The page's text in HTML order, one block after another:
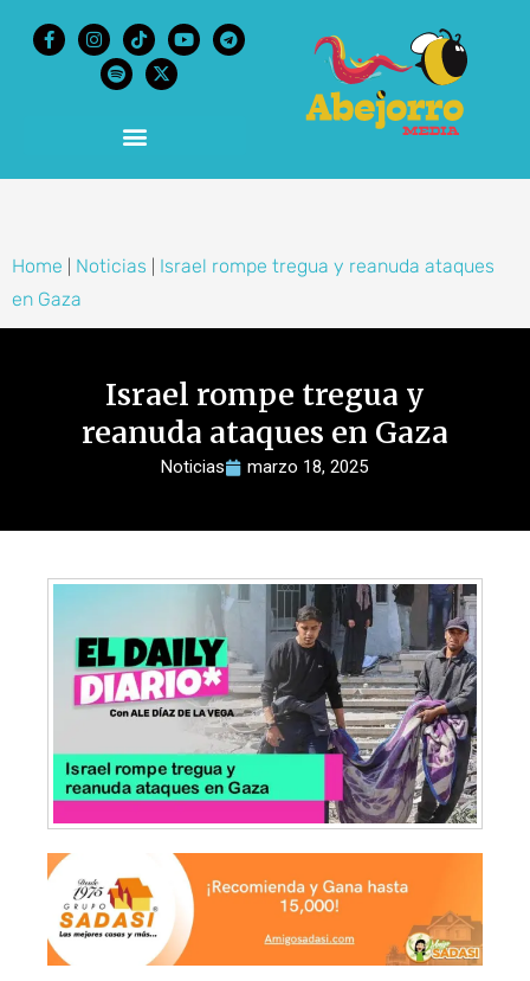
Home Noticias
Israel rompe tregua y reanuda ataques
en Gaza
Israel rompe tregua y
reanuda ataques en Gaza
Noticias marzo 18, 2025